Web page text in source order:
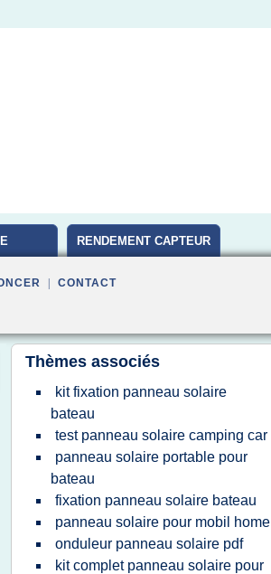
RENDEMENT CAPTEUR
CONTACT
Thèmes associés
kit fixation panneau solaire
bateau
test panneau solaire camping car
panneau solaire portable pour
bateau
fixation panneau solaire bateau
panneau solaire pour mobil home
onduleur panneau solaire pdf
kit complet panneau solaire pour